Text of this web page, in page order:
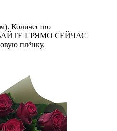
Количество
ПРЯМО СЕЙЧАС!
плёнку.